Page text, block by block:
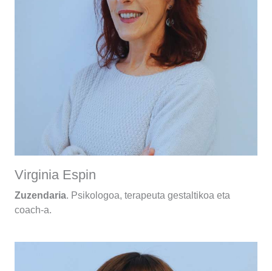
Virginia Espin
Zuzendaria. Psikologoa, terapeuta gestaltikoa eta
coach-a.